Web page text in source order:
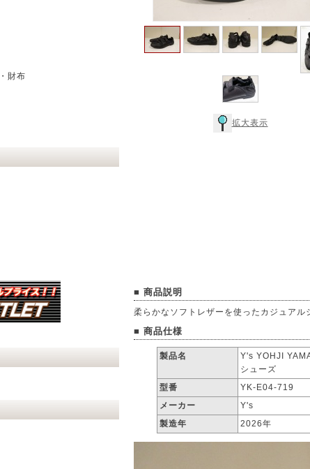
財布
拡大表示
■ 商品説明
柔らかなソフトレザーを使ったカジュアル
■ 商品仕様
製品名
Y's YOHJI
シューズ
型番
YK-E04-719
メーカー
Y's
製造年
2026年